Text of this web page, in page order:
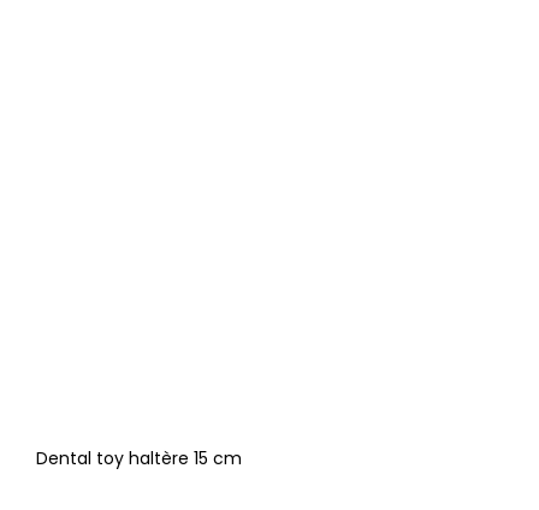
Dental toy haltère 15 cm